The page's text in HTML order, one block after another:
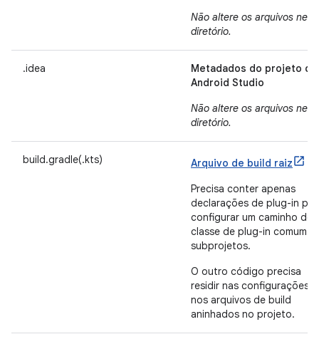
Não altere os arquivos
diretório.
.idea
Metadados do projeto do
Android Studio
Não altere os arquivos
diretório.
build.gradle(.kts)
Arquivo de build raiz
Precisa conter apenas
declarações de plug-in
configurar um caminho de
classe de plug-in comum
subprojetos.
O outro código precisa
residir nas configurações
nos arquivos de build
aninhados no projeto.